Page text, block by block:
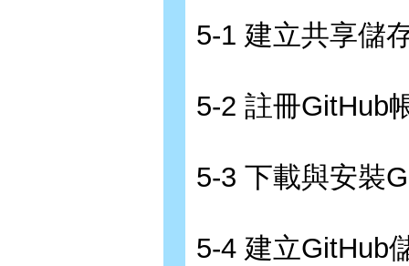
5-1 建立共享儲
5-2 註冊GitHub
5-3 下載與安裝
5-4 建立GitHub